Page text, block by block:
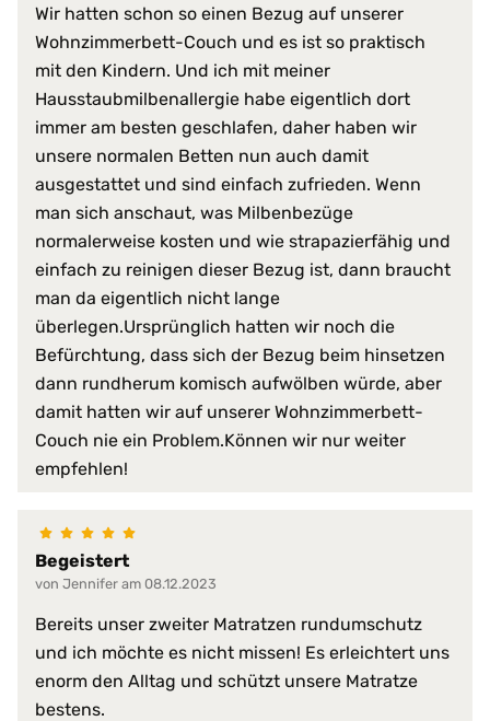
Materialeigenschaften:
reduziert Krankheitserreger
resistent gegen Fett, Blut,
schwer entflammbar
sehr hohe Waschpermanenz
virendicht
Produkt-Vorteile:
atmungsaktiv
faltenfreier Sitz
feuchtigkeitsabweisend
flammwidrig
geräuscharm
hervorragende hygienische
hochgradig strapazierfähig
perfekte Passform
pflegeleicht
schimmelfest
schmutzabweisend
Serie: PROCAVE HygieneLine
Verschlussart:
Normalwaschgang
Wir hatten schon so einen Bezug auf unserer
Wohnzimmerbett-Couch und es ist so praktisch
mit den Kindern. Und ich mit meiner
Hausstaubmilbenallergie habe eigentlich dort
immer am besten geschlafen, daher haben wir
unsere normalen Betten nun auch damit
ausgestattet und sind einfach zufrieden. Wenn
man sich anschaut, was Milbenbezüge
normalerweise kosten und wie strapazierfähig und
einfach zu reinigen dieser Bezug ist, dann braucht
man da eigentlich nicht lange
überlegen.Ursprünglich hatten wir noch die
Befürchtung, dass sich der Bezug beim hinsetzen
dann rundherum komisch aufwölben würde, aber
damit hatten wir auf unserer Wohnzimmerbett-
Couch nie ein Problem.Können wir nur weiter
empfehlen!
Begeistert
von Jennifer am 08.12.2023
Bereits unser zweiter Matratzen rundumschutz
und ich möchte es nicht missen! Es erleichtert uns
enorm den Alltag und schützt unsere Matratze
bestens.